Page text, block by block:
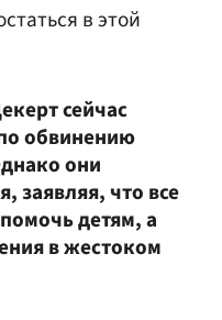
в этой
сейчас
обвинению
они
заявляя, что все
детям, а
в жестоком